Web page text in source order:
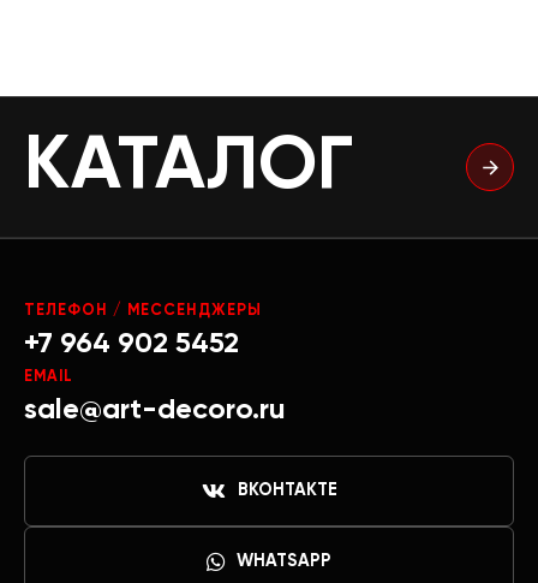
КАТАЛОГ
ТЕЛЕФОН / МЕССЕНДЖЕРЫ
+7 964 902 5452
EMAIL
sale@art-decoro.ru
ВКОНТАКТЕ
WHATSAPP